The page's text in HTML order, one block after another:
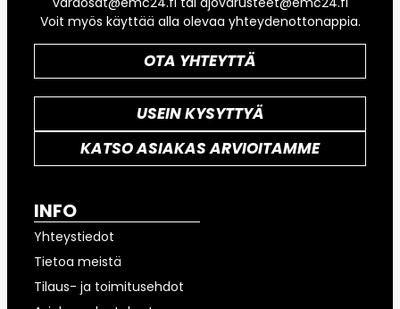
Voit myös käyttää alla olevaa yhteydenottonappia.
OTA YHTEYTTÄ
USEIN KYSYTTYÄ
KATSO ASIAKAS ARVIOITAMME
INFO
Yhteystiedot
Tietoa meistä
Tilaus- ja toimitusehdot